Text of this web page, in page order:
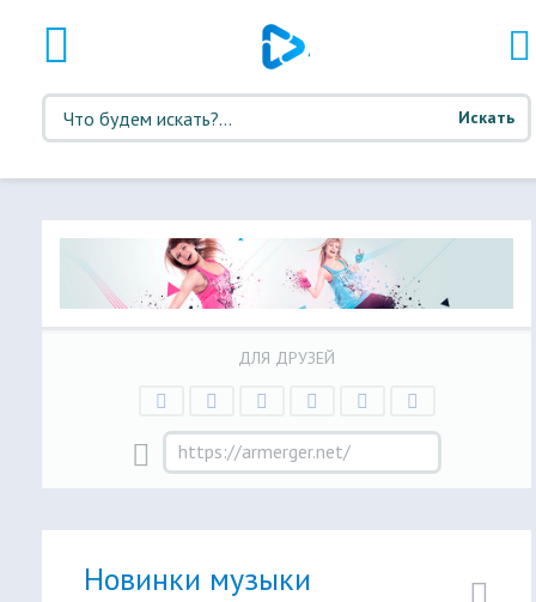
Искать
ДЛЯ ДРУЗЕЙ
Новинки музыки